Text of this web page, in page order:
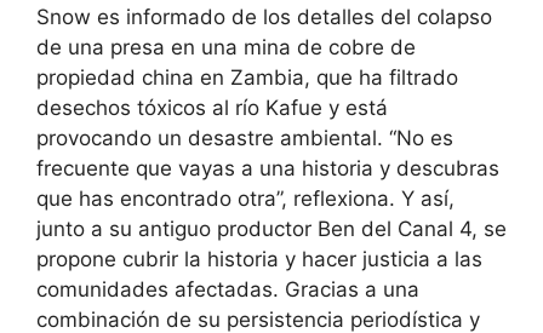
Snow es informado de los detalles del colapso
de una presa en una mina de cobre de
propiedad china en Zambia, que ha filtrado
desechos tóxicos al río Kafue y está
provocando un desastre ambiental. “No es
frecuente que vayas a una historia y descubras
que has encontrado otra”, reflexiona. Y así,
junto a su antiguo productor Ben del Canal 4, se
propone cubrir la historia y hacer justicia a las
comunidades afectadas. Gracias a una
combinación de su persistencia periodística y